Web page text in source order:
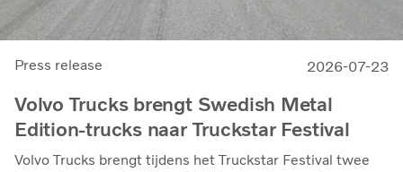
Press release 2026-07-23
Volvo Trucks brengt Swedish Metal
Edition-trucks naar Truckstar Festival
Volvo Trucks brengt tijdens het Truckstar Festival twee